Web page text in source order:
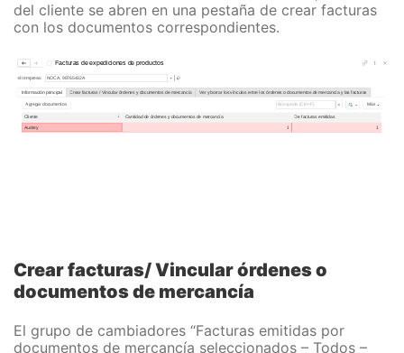
del cliente se abren en una pestaña de crear facturas
con los documentos correspondientes.
Crear facturas/ Vincular órdenes o
documentos de mercancía
El grupo de cambiadores “Facturas emitidas por
documentos de mercancía seleccionados – Todos –